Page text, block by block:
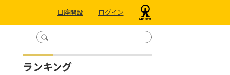
口座開設 ログイン
ランキング